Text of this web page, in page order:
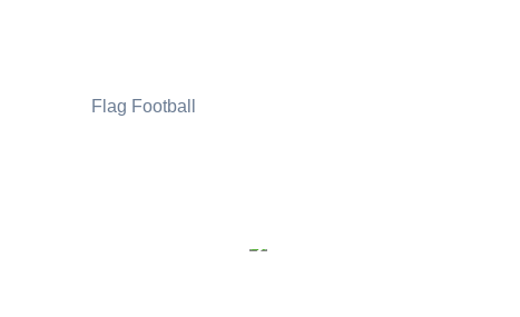
Flag Football